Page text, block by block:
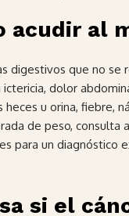
acudir al
digestivos que no se
dolor
u orina, fiebre,
de peso, consulta
para un diagnóstico
si el